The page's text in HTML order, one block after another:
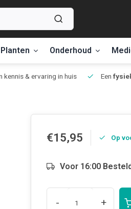
Planten Onderhoud
kennis & ervaring in huis Een
€15,95 Op
Voor 16:00
- +